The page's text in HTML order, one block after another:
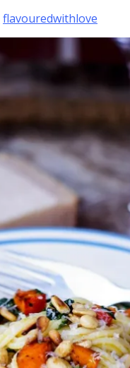
flavouredwithlove